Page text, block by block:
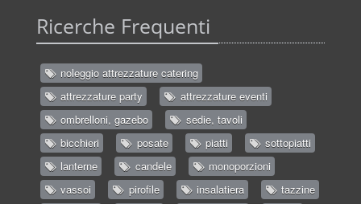
Ricerche Frequenti
noleggio attrezzature catering
attrezzature party
attrezzature eventi
ombrelloni, gazebo
sedie, tavoli
bicchieri
posate piatti
sottopiatti
lanterne
candele
monoporzioni
vassoi
pirofile insalatiera
tazzine